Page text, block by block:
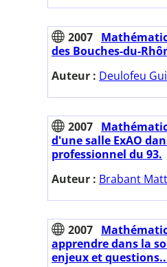
2007
des Bouches-du-
Auteur : Deulofeu
2007
d'une salle ExAO
professionnel du 93.
Auteur : Brabant
2007
apprendre dans la
enjeux et